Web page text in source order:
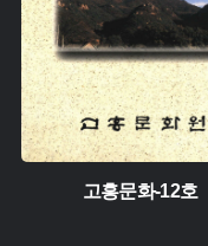
고흥문화-12호